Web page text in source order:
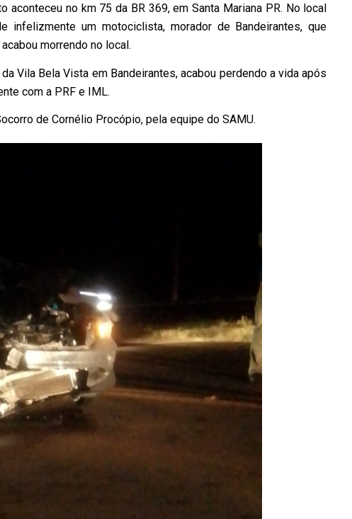
no km 75 da BR 369, em Santa Mariana PR. No local
infelizmente um motociclista, morador de Bandeirantes, que
morrendo no local.
Vila Bela Vista em Bandeirantes, acabou perdendo a vida após
com a PRF e IML.
de Cornélio Procópio, pela equipe do SAMU.